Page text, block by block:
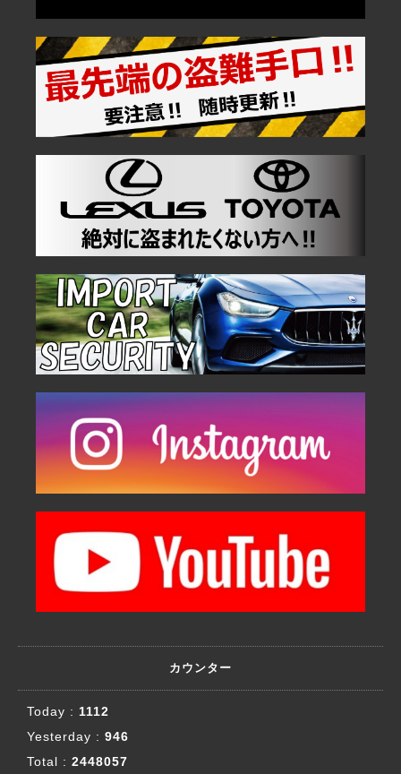
カウンター
Today : 1112
Yesterday : 946
Total : 2448057